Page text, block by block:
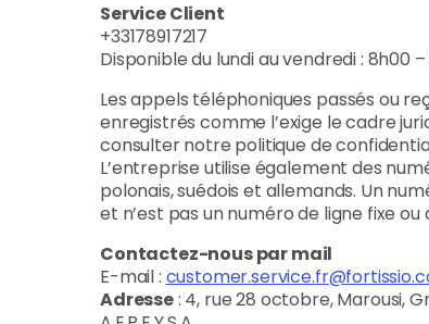
Service Client
+33178917217
Disponible du lundi au vendredi : 8h00
Les appels téléphoniques passés ou
enregistrés comme l’exige le cadre
consulter notre politique de
L’entreprise utilise également des
polonais, suédois et allemands. Un
et n’est pas un numéro de ligne fixe ou
Contactez-nous par mail
E-mail :
Adresse: 4, rue 28 octobre, Marousi,